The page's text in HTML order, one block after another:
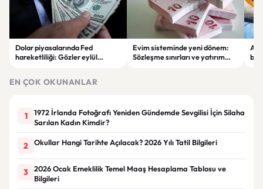
Dolar piyasalarında Fed
hareketliliği: Gözler eylül
Evim sisteminde yeni dönem:
Sözleşme sınırları ve yatırım
EN ÇOK OKUNANLAR
1
1972 İrlanda Fotoğrafı Yeniden Gündemde Sevgilisi İçin Silaha
Sarılan Kadın Kimdir?
2 Okullar Hangi Tarihte Açılacak? 2026 Yılı Tatil Bilgileri
3
2026 Ocak Emeklilik Temel Maaş Hesaplama Tablosu ve
Bilgileri